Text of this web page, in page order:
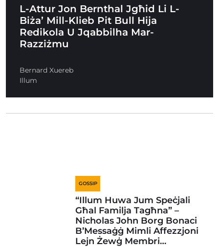
L-Attur Jon Bernthal Jgħid Li L-
Biża’ Mill-Klieb Pit Bull Hija
Redikola U Jqabbilha Mar-
Razziżmu
Bernard Xuereb
Illum
GOSSIP
“Illum Huwa Jum Speċjali
Għal Familja Tagħna” –
Nicholas John Borg Bonaci
B’Messaġġ Mimli Affezzjoni
Lejn Żewġ Membri…